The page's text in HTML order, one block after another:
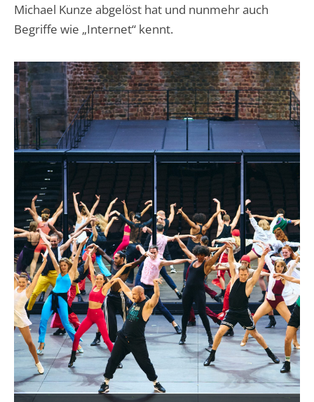
Michael Kunze abgelöst hat und nunmehr auch
Begriffe wie „Internet“ kennt.